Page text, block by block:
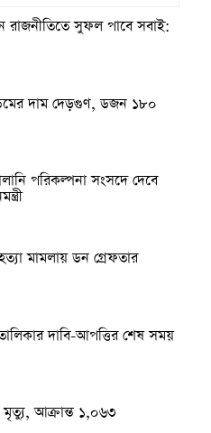
রাজনীতিতে সুফল পাবে সবাই:
দাম দেড়গুণ, ডজন ১৮০
পরিকল্পনা সংসদে দেবে
মামলায় ডন গ্রেফতার
দাবি-আপত্তির শেষ সময়
আক্রান্ত ১,০৬৩